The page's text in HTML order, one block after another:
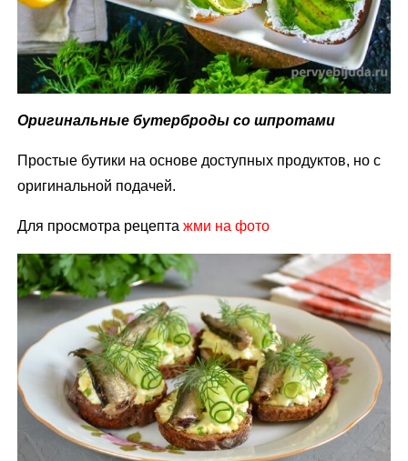
Оригинальные бутерброды со шпротами
Простые бутики на основе доступных продуктов, но с
оригинальной подачей.
Для просмотра рецептажми на фото